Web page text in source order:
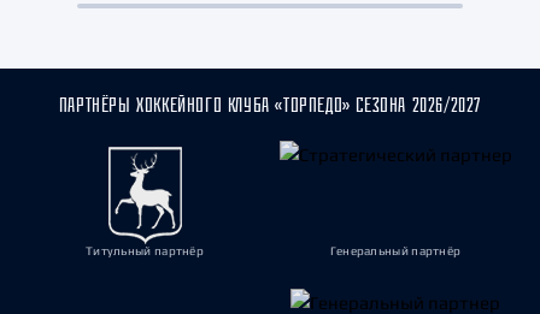
ПАРТНЁРЫ ХОККЕЙНОГО КЛУБА «ТОРПЕДО» СЕЗОНА 2026/2027
Титульный партнёр Генеральный партнёр